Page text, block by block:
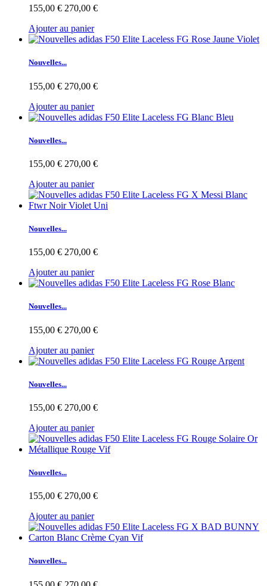
155,00 € 270,00 €
Ajouter au panier
Nouvelles...
155,00 € 270,00 €
Ajouter au panier
Nouvelles...
155,00 € 270,00 €
Ajouter au panier
Nouvelles...
155,00 € 270,00 €
Ajouter au panier
Nouvelles...
155,00 € 270,00 €
Ajouter au panier
Nouvelles...
155,00 € 270,00 €
Ajouter au panier
Nouvelles...
155,00 € 270,00 €
Ajouter au panier
Nouvelles...